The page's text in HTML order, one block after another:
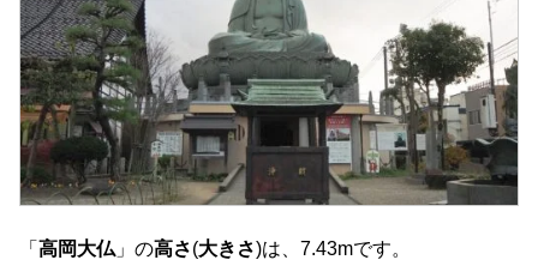
「 高岡大仏 」の高さ(大きさ)は、7.43mです。